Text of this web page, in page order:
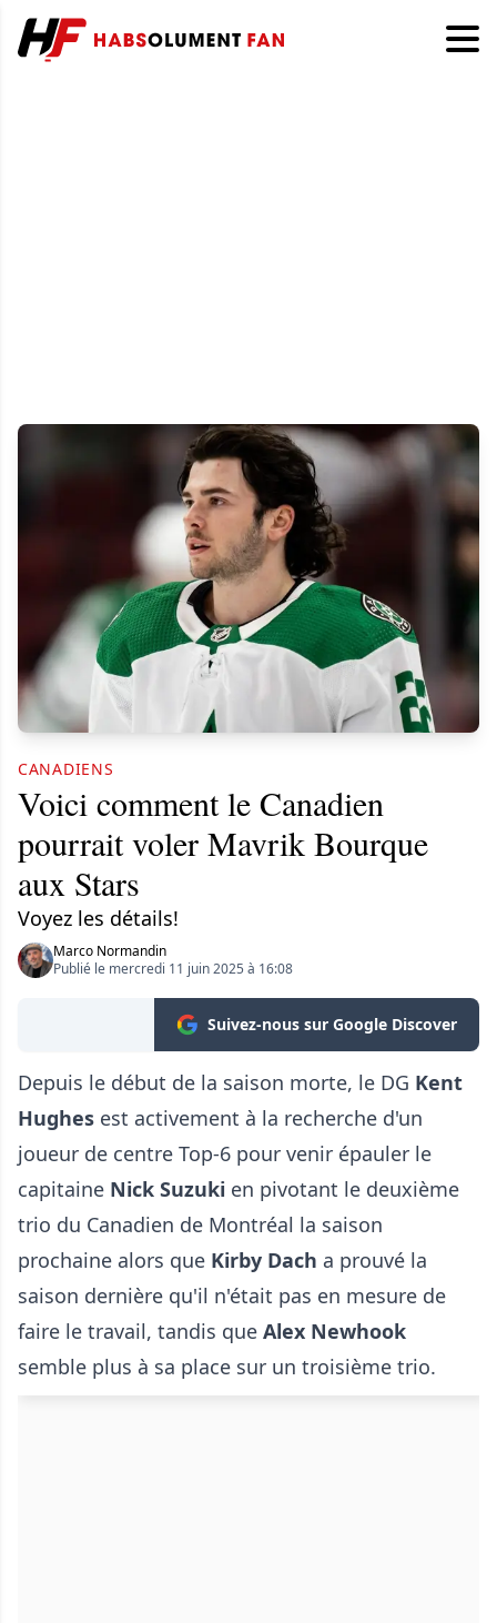
CANADIENS
Voici comment le Canadien
pourrait voler Mavrik Bourque
aux Stars
Voyez les détails!
Marco Normandin
Publié le mercredi 11 juin 2025 à 16:08
Suivez-nous sur Google Discover
Depuis le début de la saison morte, le DG Kent
Hughes est activement à la recherche d'un
joueur de centre Top-6 pour venir épauler le
capitaine Nick Suzuki en pivotant le deuxième
trio du Canadien de Montréal la saison
prochaine alors que Kirby Dach a prouvé la
saison dernière qu'il n'était pas en mesure de
faire le travail, tandis que Alex Newhook
semble plus à sa place sur un troisième trio.